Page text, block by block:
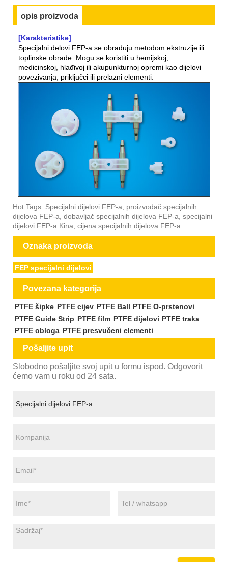
opis proizvoda
[Karakteristike]
Specijalni delovi FEP-a se obrađuju metodom ekstruzije ili
toplinske obrade. Mogu se koristiti u hemijskoj,
medicinskoj, hlađivoj ili akupunkturnoj opremi kao dijelovi
povezivanja, priključci ili prelazni elementi.
Hot Tags: Specijalni dijelovi FEP-a, proizvođač specijalnih
dijelova FEP-a, dobavljač specijalnih dijelova FEP-a, specijalni
dijelovi FEP-a Kina, cijena specijalnih dijelova FEP-a
Oznaka proizvoda
FEP specijalni dijelovi
Povezana kategorija
PTFE šipke PTFE cijev PTFE Ball
PTFE O-prstenovi
PTFE Guide Strip PTFE film PTFE dijelovi PTFE traka
PTFE obloga PTFE presvučeni elementi
Pošaljite upit
Slobodno pošaljite svoj upit u formu ispod. Odgovorit
ćemo vam u roku od 24 sata.